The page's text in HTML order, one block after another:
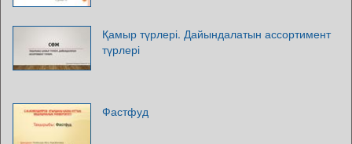
Қамыр түрлері. Дайындалатын ассортимент
түрлері
Фастфуд